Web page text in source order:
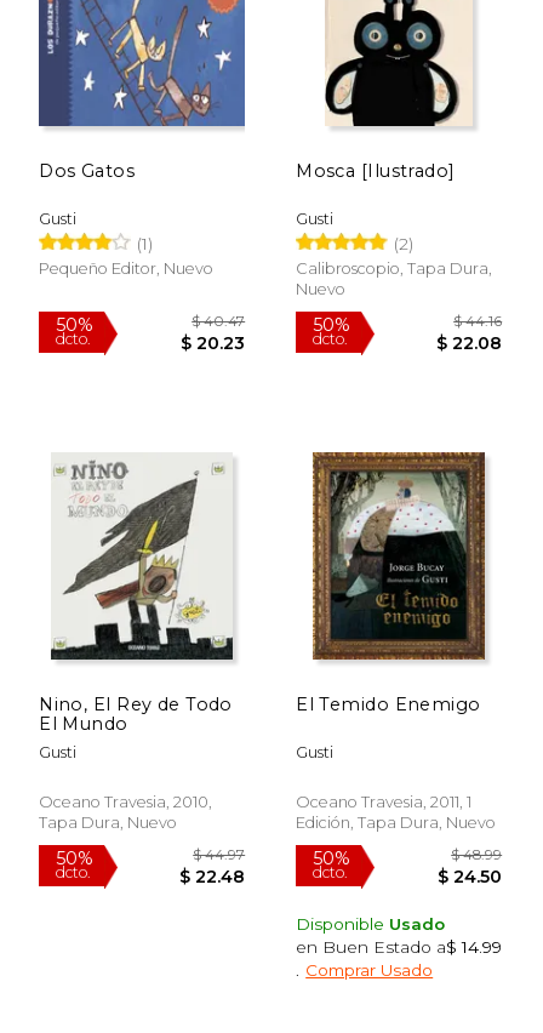
50%
dcto. $ 38.67
15%
dcto. $
Dos Gatos
Gusti
(1)
Pequeño Editor, Nuevo
50%
dcto. $ 20.23
Mosca [Ilustrado]
Gusti
(2)
Calibroscopio, Tapa Dura,
Nuevo
50%
dcto. $
Nino, El Rey de Todo
El Mundo
Gusti
Oceano Travesia, 2010,
Tapa Dura, Nuevo
El Temido Enemigo
Gusti
Oceano Travesia, 2011, 1
Edición, Tapa Dura, Nuevo
Disponible Usado
en Buen Estado a$ 14.99
Comprar Usado